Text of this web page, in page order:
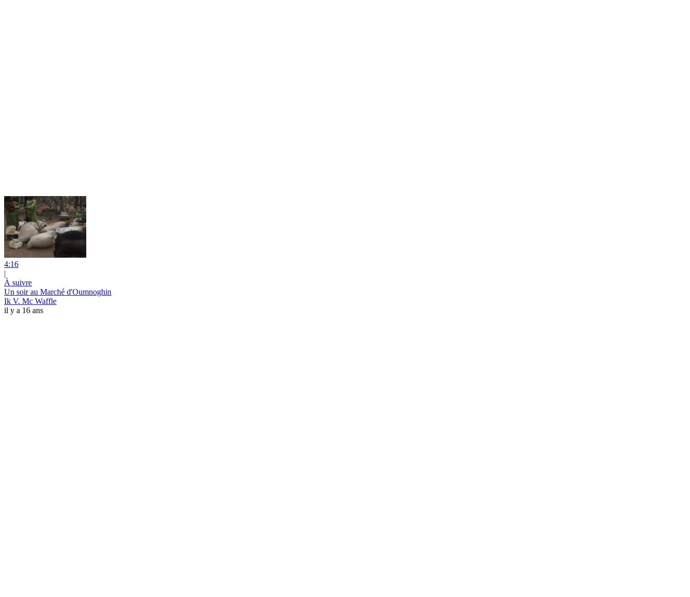
4:16
|
À suivre
Un soir au Marché d'Oumnoghin
Ik V. Mc Waffle
il y a 16 ans